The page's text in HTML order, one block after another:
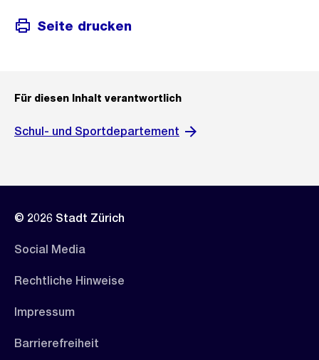
Seite drucken
Für diesen Inhalt verantwortlich
Schul- und Sportdepartement
© 2026 Stadt Zürich
Social Media
Rechtliche Hinweise
Impressum
Barrierefreiheit